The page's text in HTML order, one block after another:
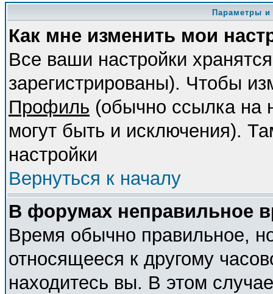
Параметры и
Как мне изменить мои
Все ваши настройки
зарегистрированы). Чтобы
Профиль (обычно ссылка на
могут быть и исключения).
настройки
Вернуться к началу
В форумах неправильное
Время обычно правильное,
относящееся к другому
находитесь вы. В этом